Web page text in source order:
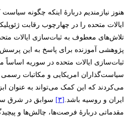
هنوز نیازمندیم دربارۀ اینکه چگونه
ایالات متحده را در چهارچوب رقابت
تلاش‌های معطوف به ثبات‌‌سازی ایالات
پژوهشی آموزنده برای پاسخ به این
ثبات‌سازی ایالات متحده در سوریه
سیاست‌گذاران امریکایی و مکاتبات رسمی
می‌کردند که این کمک می‌تواند به عنوان
ایران و روسیه باشد. [۳]
سوابق در شرق
مقدماتی دربارۀ فرصت‌ها، چالش‌ها و